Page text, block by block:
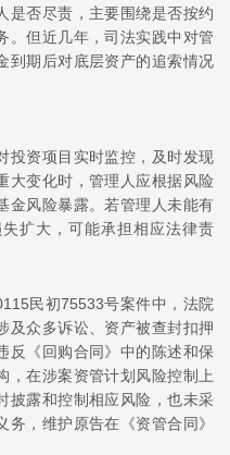
是否尽责，主要围绕是否按约
。但近几年，司法实践中对管
到期后对底层资产的追索情况
投资项目实时监控，及时发现
大变化时，管理人应根据风险
金风险暴露。若管理人未能有
扩大，可能承担相应法律责
民初75533号案件中，法院
及众多诉讼、资产被查封扣押
反《回购合同》中的陈述和保
，在涉案资管计划风险控制上
披露和控制相应风险，也未采
，维护原告在《资管合同》